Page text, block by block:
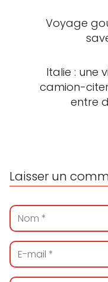
Voyage
Italie : une
camion-
entre
Laisser un